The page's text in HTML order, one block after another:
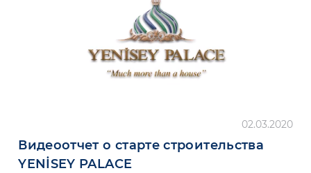
02.03.2020
Видеоотчет о старте строительства
YENİSEY PALACE